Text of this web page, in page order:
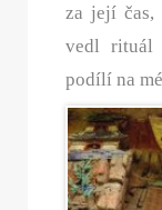
za její čas,
vedl rituál
podílí na